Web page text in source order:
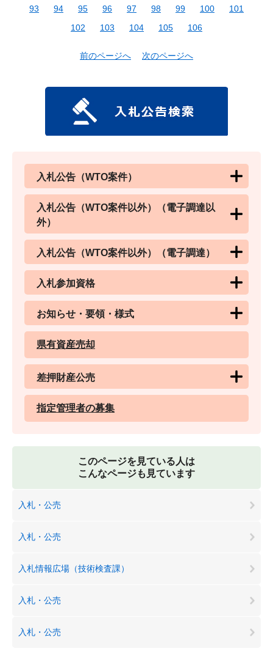
93
94 95 96 97 98 99 100
101
102
103 104 105 106
前のページへ 次のページへ
入札公告（WTO案件）
入札公告（WTO案件以外）（電子調達以
外）
入札公告（WTO案件以外）（電子調達）
入札参加資格
お知らせ・要領・様式
県有資産売却
差押財産公売
指定管理者の募集
このページを見ている人は
こんなページも見ています
入札・公売
入札・公売
入札情報広場（技術検査課）
入札・公売
入札・公売